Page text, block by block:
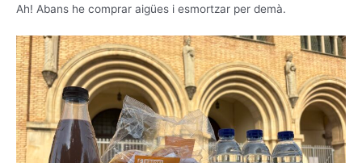
Ah! Abans he comprar aigües i esmortzar per demà.